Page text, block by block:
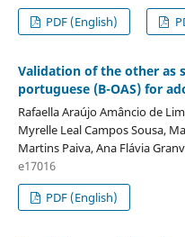
PDF (English)
Validation of the other as
portuguese (B-OAS) for
Rafaella Araújo Amâncio de
Myrelle Leal Campos Sousa,
Martins Paiva, Ana Flávia
e17016
PDF (English)